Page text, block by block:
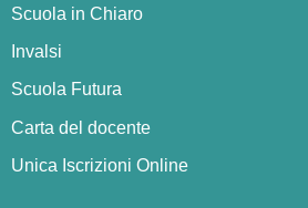
Scuola in Chiaro
Invalsi
Scuola Futura
Carta del docente
Unica Iscrizioni Online